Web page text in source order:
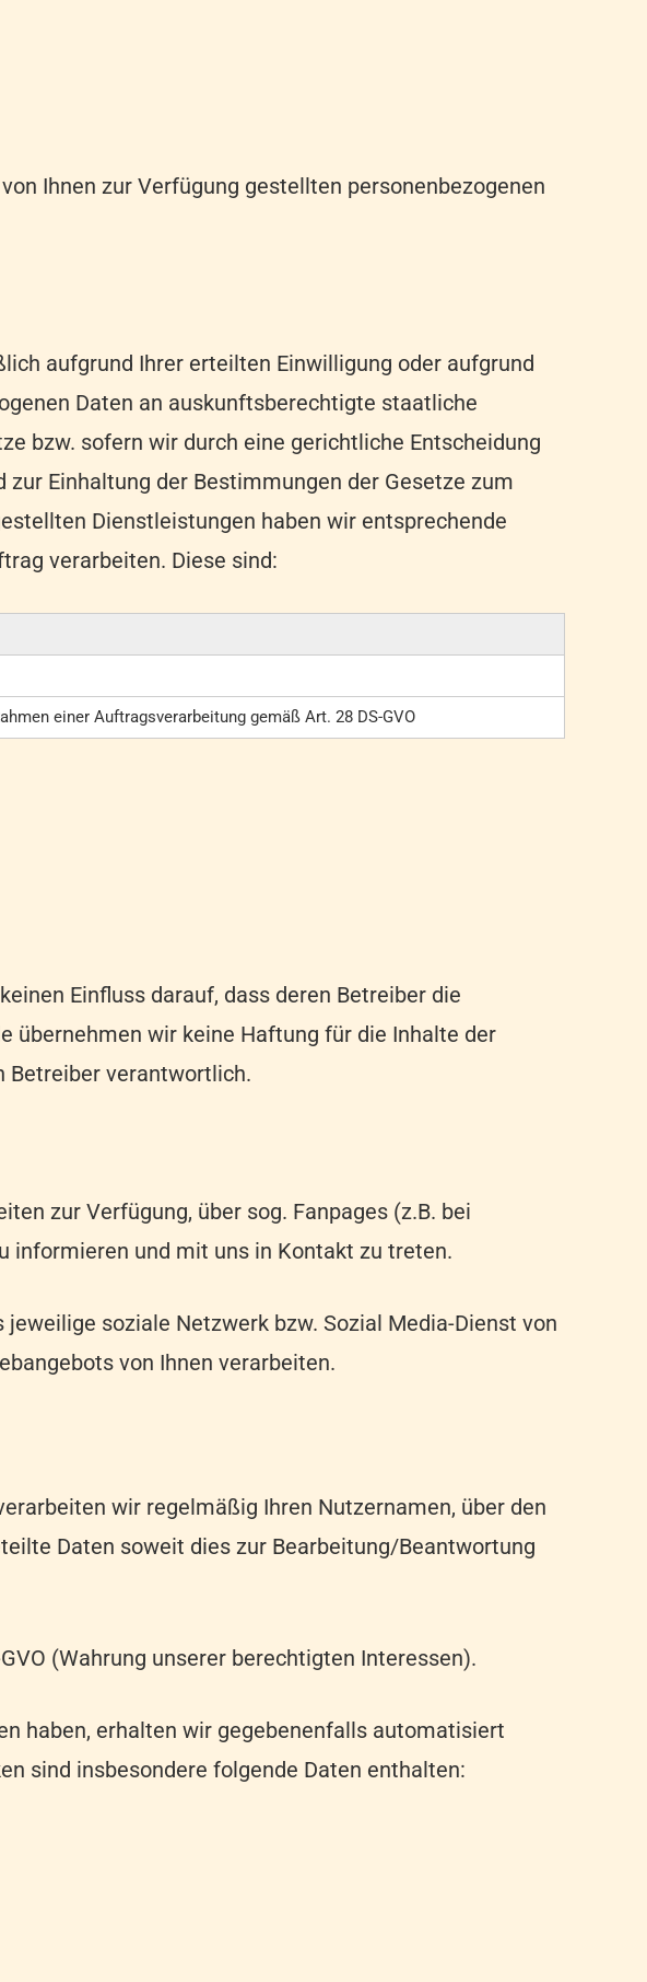
Ihnen zur Verfügung gestellten personenbezogenen
aufgrund Ihrer erteilten Einwilligung oder aufgrund
Daten an auskunftsberechtigte staatliche
bzw. sofern wir durch eine gerichtliche Entscheidung
Einhaltung der Bestimmungen der Gesetze zum
Dienstleistungen haben wir entsprechende
verarbeiten. Diese sind:
einer Auftragsverarbeitung gemäß Art. 28 DS-GVO
Einfluss darauf, dass deren Betreiber die
wir keine Haftung für die Inhalte der
Betreiber verantwortlich.
zur Verfügung, über sog. Fanpages (z.B. bei
informieren und mit uns in Kontakt zu treten.
soziale Netzwerk bzw. Sozial Media-Dienst von
von Ihnen verarbeiten.
wir regelmäßig Ihren Nutzernamen, über den
Daten soweit dies zur Bearbeitung/Beantwortung
(Wahrung unserer berechtigten Interessen).
haben, erhalten wir gegebenenfalls automatisiert
sind insbesondere folgende Daten enthalten: